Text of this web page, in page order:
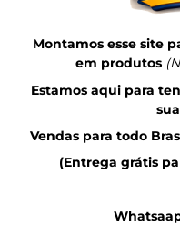
Montamos esse site
em produtos
Estamos aqui para
Vendas para todo
(Entrega grátis